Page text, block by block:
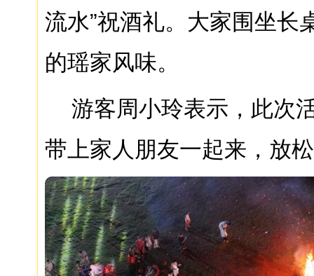
流水”祝酒礼。大家围坐长
的瑶家风味。
游客周小玲表示，此次
带上家人朋友一起来，放